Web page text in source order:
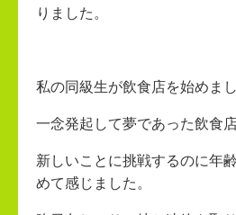
りました。
私の同級生が飲食店を始めまし
一念発起して夢であった飲食
新しいことに挑戦するのに年
めて感じました。